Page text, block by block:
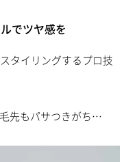
でツヤ感を
タイリングするプロ技
先もパサつきがち…